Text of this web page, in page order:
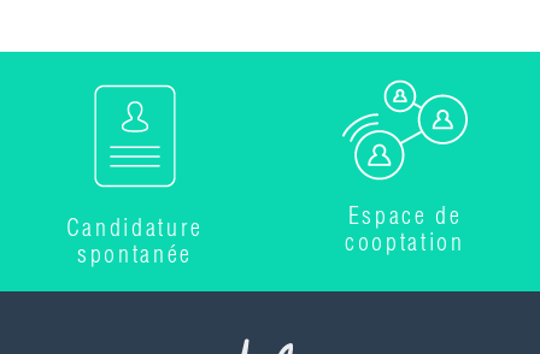
Candidature
spontanée
Espace de
cooptation